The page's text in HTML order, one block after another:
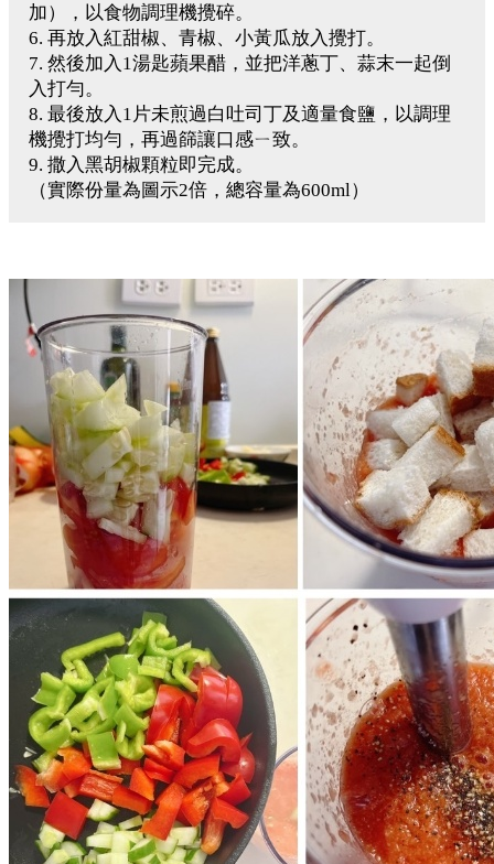
加），以食物調理機攪碎。
6. 再放入紅甜椒、青椒、小黃瓜放入攪打。
7. 然後加入1湯匙蘋果醋，並把洋蔥丁、蒜末一起倒
入打勻。
8. 最後放入1片未煎過白吐司丁及適量食鹽，以調理
機攪打均勻，再過篩讓口感ㄧ致。
9. 撒入黑胡椒顆粒即完成。
（實際份量為圖示2倍，總容量為600ml）